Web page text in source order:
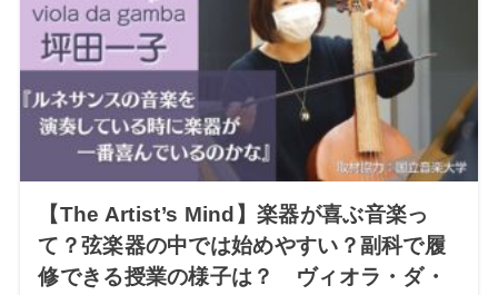
【The Artist’s Mind】楽器が喜ぶ音楽っ
て？弦楽器の中では始めやすい？副科で履
修できる授業の様子は？ ヴィオラ・ダ・